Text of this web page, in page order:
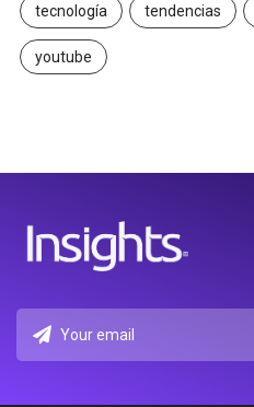
tecnología tendencias
youtube